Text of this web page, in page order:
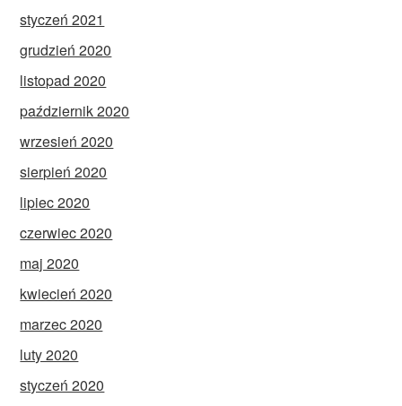
styczeń 2021
grudzień 2020
listopad 2020
październik 2020
wrzesień 2020
sierpień 2020
lipiec 2020
czerwiec 2020
maj 2020
kwiecień 2020
marzec 2020
luty 2020
styczeń 2020